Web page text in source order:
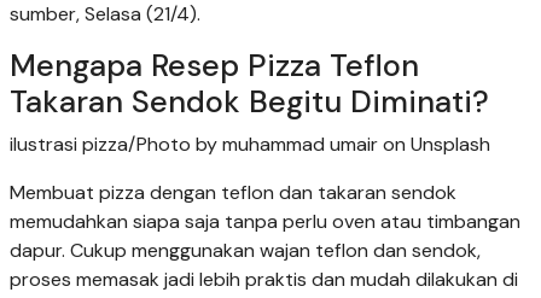
sumber, Selasa (21/4).
Mengapa Resep Pizza Teflon
Takaran Sendok Begitu Diminati?
ilustrasi pizza/Photo by muhammad umair on Unsplash
Membuat pizza dengan teflon dan takaran sendok
memudahkan siapa saja tanpa perlu oven atau timbangan
dapur. Cukup menggunakan wajan teflon dan sendok,
proses memasak jadi lebih praktis dan mudah dilakukan di